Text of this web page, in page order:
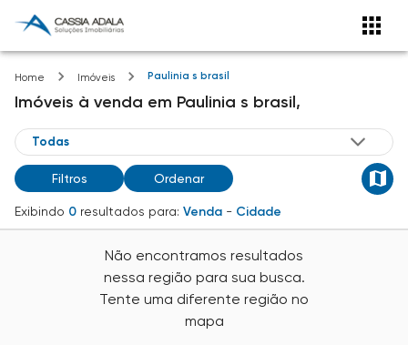
Home Imóveis Paulinia s brasil
Imóveis à venda em Paulinia s brasil,
Filtros Ordenar
Exibindo 0 resultados para: Venda - Cidade
Não encontramos resultados
nessa região para sua busca.
Tente uma diferente região no
mapa